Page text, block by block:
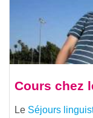
Cours chez
Le Séjours